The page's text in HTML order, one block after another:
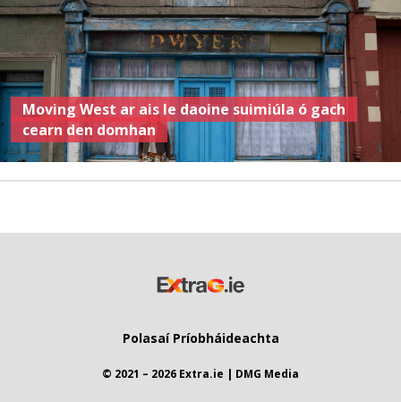
Moving West ar ais le daoine suimiúla ó gach
cearn den domhan
Polasaí Príobháideachta
© 2021 – 2026 Extra.ie | DMG Media